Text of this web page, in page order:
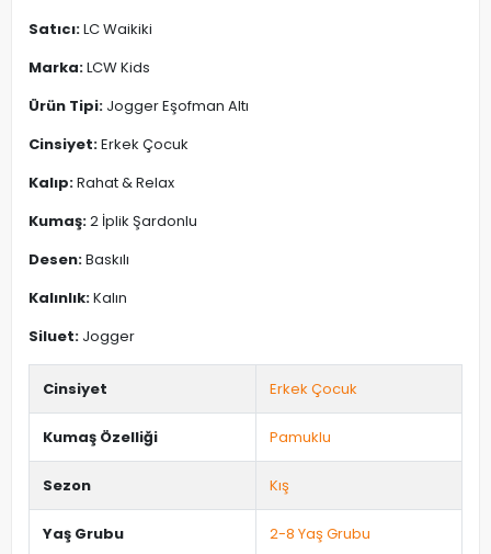
Satıcı:LC Waikiki
Marka:LCW Kids
Ürün Tipi: Jogger Eşofman Altı
Cinsiyet:Erkek Çocuk
Kalıp:Rahat & Relax
Kumaş:2 İplik Şardonlu
Desen:Baskılı
Kalınlık:Kalın
Siluet: Jogger
Cinsiyet Erkek Çocuk
Kumaş Özelliği Pamuklu
Sezon Kış
Yaş Grubu 2-8 Yaş Grubu